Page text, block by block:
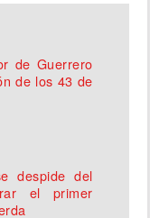
de Guerrero
de los 43 de
despide del
el primer